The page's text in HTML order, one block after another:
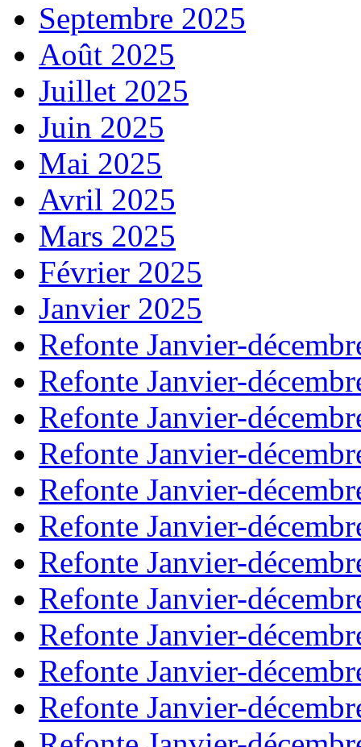
Septembre 2025
Août 2025
Juillet 2025
Juin 2025
Mai 2025
Avril 2025
Mars 2025
Février 2025
Janvier 2025
Refonte Janvier-
Refonte Janvier-
Refonte Janvier-
Refonte Janvier-
Refonte Janvier-
Refonte Janvier-
Refonte Janvier-
Refonte Janvier-
Refonte Janvier-
Refonte Janvier-
Refonte Janvier-